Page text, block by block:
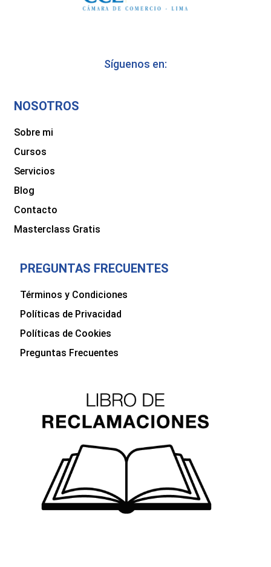
Síguenos en:
NOSOTROS
Sobre mi
Cursos
Servicios
Blog
Contacto
Masterclass Gratis
PREGUNTAS FRECUENTES
Términos y Condiciones
Políticas de Privacidad
Políticas de Cookies
Preguntas Frecuentes